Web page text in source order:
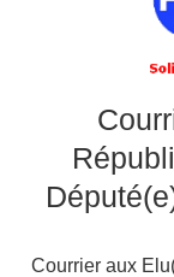
Courrier aux